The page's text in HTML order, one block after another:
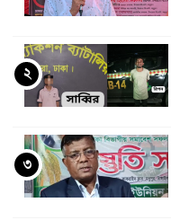
২
৩